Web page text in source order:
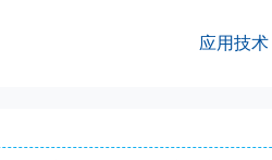
应用技术